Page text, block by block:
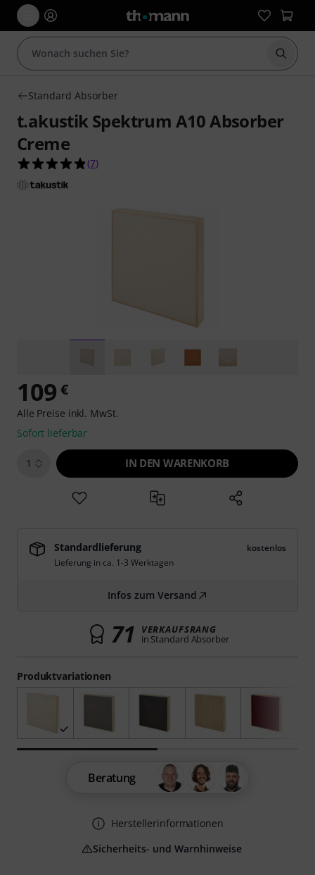
Suche
Standard Absorber
t.akustik Spektrum A10 Absorber
Creme
4.9 von 5 Sternen aus 7 Kundenbewertungen
(7)
Produktvariationen
109 €
Alle Preise inkl. MwSt.
Sofort lieferbar
1 IN DEN WARENKORB
Standardlieferung
kostenlos
Lieferung in ca. 1-3 Werktagen
Infos zum Versand
71 VERKAUFSRANG
in Standard Absorber
Beratung
Herstellerinformationen
Sicherheits- und Warnhinweise